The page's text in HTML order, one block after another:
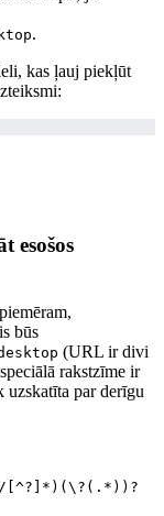
.
kas ļauj piekļūt
esošos
būs
(URL ir divi
rakstzīme ir
uzskatīta par derīgu
[^?]*)(\?(.*))?